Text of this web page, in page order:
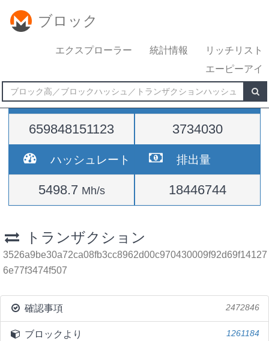
ブロック
エクスプローラー 統計情報
リッチリスト
エーピーアイ
難易度
659848151123
高さ
3734030
ハッシュレート
5498.7 Mh/s
排出量
18446744
トランザクション
3526a9be30a72ca08fb3cc8962d00c970430009f92d69f14127
6e77f3474f507
確認事項 2472846
ブロックより 1261184